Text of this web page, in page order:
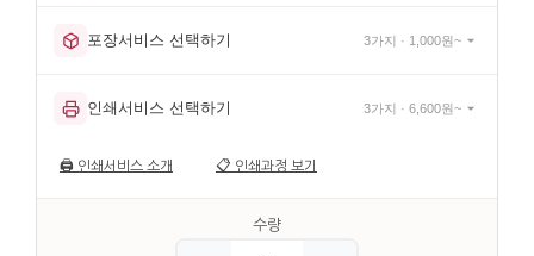
포장서비스 선택하기 3가지 · 1,000원~
인쇄서비스 선택하기 3가지 · 6,600원~
🖨️ 인쇄서비스 소개 📋 인쇄과정 보기